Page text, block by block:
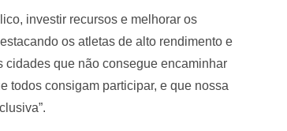
investir recursos e melhorar os
os atletas de alto rendimento e
que não consegue encaminhar
todos consigam participar, e que nossa